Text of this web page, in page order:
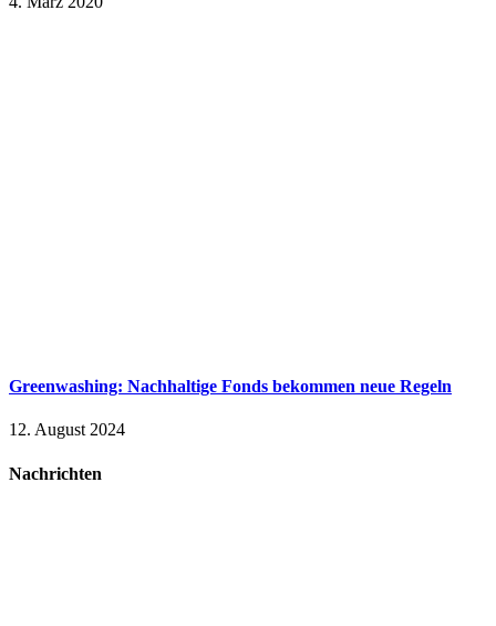
Greenwashing: Nachhaltige Fonds bekommen neue Regeln
12. August 2024
Nachrichten